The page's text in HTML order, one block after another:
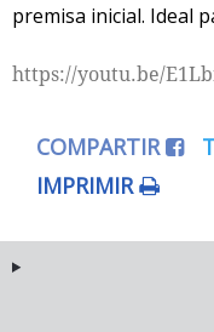
premisa inicial. Ideal
https://youtu.be/
COMPARTIR
IMPRIMIR